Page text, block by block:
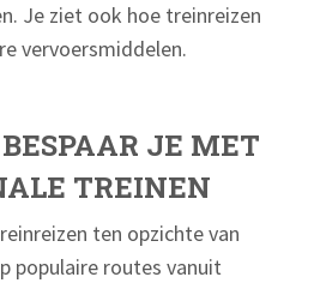
Je ziet ook hoe treinreizen
vervoersmiddelen.
JE MET
TREINEN
ten opzichte van
populaire routes vanuit